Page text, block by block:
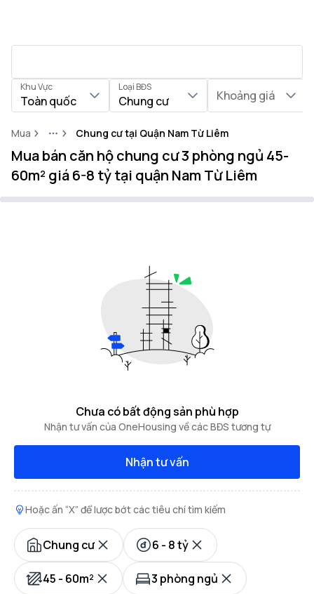
Khu Vực
Toàn quốc
Loại BĐS
Chung cư Khoảng giá
Mua MoreChung cư tại Quận Nam Từ Liêm
Mua bán căn hộ chung cư 3 phòng ngủ 45-
60m² giá 6-8 tỷ tại quận Nam Từ Liêm
Chưa có bất động sản phù hợp
Nhận tư vấn của OneHousing về các BĐS tương tự
Nhận tư vấn
Hoặc ấn “X” để lược bớt các tiêu chí tìm kiếm
Chung cư 6 - 8 tỷ
45 - 60m² 3 phòng ngủ